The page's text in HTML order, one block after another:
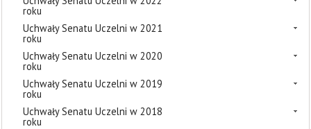
roku
Uchwały Senatu Uczelni w 2021
roku
Uchwały Senatu Uczelni w 2020
roku
Uchwały Senatu Uczelni w 2019
roku
Uchwały Senatu Uczelni w 2018
roku